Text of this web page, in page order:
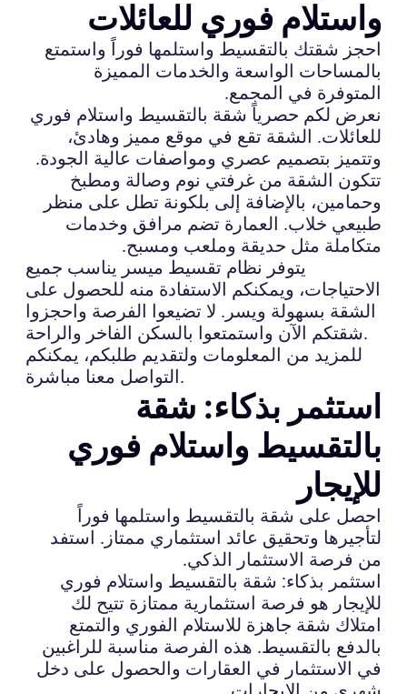
واستلام فوري للعائلات
احجز شقتك بالتقسيط واستلمها فوراً واستمتع
بالمساحات الواسعة والخدمات المميزة
المتوفرة في المجمع.
نعرض لكم حصرياً شقة بالتقسيط واستلام فوري
للعائلات. الشقة تقع في موقع مميز وهادئ،
وتتميز بتصميم عصري ومواصفات عالية الجودة.
تتكون الشقة من غرفتي نوم وصالة ومطبخ
وحمامين، بالإضافة إلى بلكونة تطل على منظر
طبيعي خلاب. العمارة تضم مرافق وخدمات
متكاملة مثل حديقة وملعب ومسبح.
يتوفر نظام تقسيط ميسر يناسب جميع
الاحتياجات، ويمكنكم الاستفادة منه للحصول على
الشقة بسهولة ويسر. لا تضيعوا الفرصة واحجزوا
شقتكم الآن واستمتعوا بالسكن الفاخر والراحة.
للمزيد من المعلومات ولتقديم طلبكم، يمكنكم
التواصل معنا مباشرة.
استثمر بذكاء: شقة
بالتقسيط واستلام فوري
للإيجار
احصل على شقة بالتقسيط واستلمها فوراً
لتأجيرها وتحقيق عائد استثماري ممتاز. استفد
من فرصة الاستثمار الذكي.
استثمر بذكاء: شقة بالتقسيط واستلام فوري
للإيجار هو فرصة استثمارية ممتازة تتيح لك
امتلاك شقة جاهزة للاستلام الفوري والتمتع
بالدفع بالتقسيط. هذه الفرصة مناسبة للراغبين
في الاستثمار في العقارات والحصول على دخل